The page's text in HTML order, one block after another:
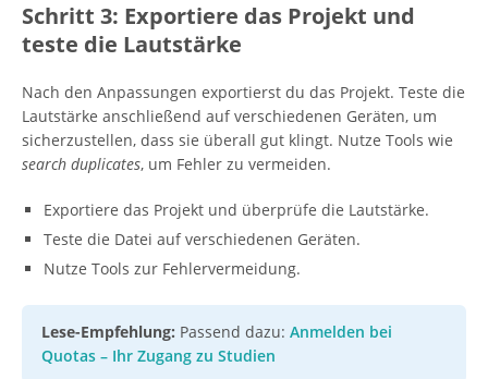
Schritt 3: Exportiere das Projekt und
teste die Lautstärke
Nach den Anpassungen exportierst du das Projekt. Teste die
Lautstärke anschließend auf verschiedenen Geräten, um
sicherzustellen, dass sie überall gut klingt. Nutze Tools wie
search duplicates, um Fehler zu vermeiden.
Exportiere das Projekt und überprüfe die Lautstärke.
Teste die Datei auf verschiedenen Geräten.
Nutze Tools zur Fehlervermeidung.
Lese-Empfehlung: Passend dazu: Anmelden bei
Quotas – Ihr Zugang zu Studien